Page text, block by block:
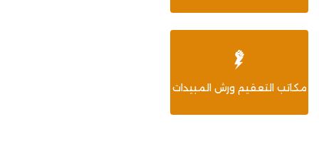
مكاتب التعقيم ورش المبيدات